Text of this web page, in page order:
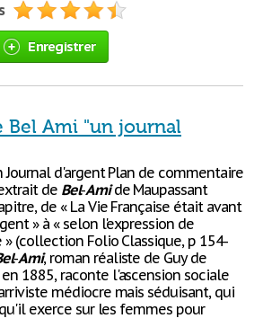
Enregistrer
Bel Ami "un journal
Journal d'argent Plan de commentaire
de Bel-Amide Maupassant
de « La Vie Française était avant
» à « selon l'expression de
» (collection Folio Classique, p 154-
-Ami, roman réaliste de Guy de
1885, raconte l'ascension sociale
médiocre mais séduisant, qui
exerce sur les femmes pour